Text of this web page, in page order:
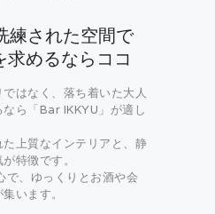
練された空間で
求めるならココ
はなく、落ち着いた大人
ら「Bar IKKYU」が適し
上質なインテリアと、静
特徴です。
で、ゆっくりとお酒や会
います。